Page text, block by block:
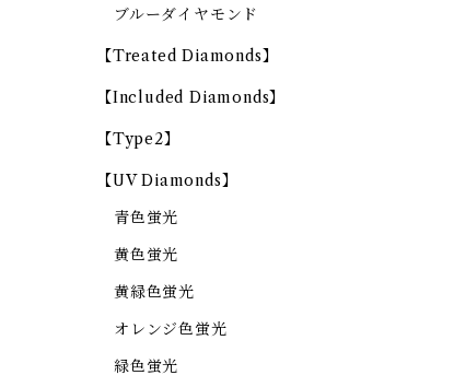
ブルーダイヤモンド
【Treated Diamonds】
【Included Diamonds】
【Type2】
【UV Diamonds】
青色蛍光
黄色蛍光
黄緑色蛍光
オレンジ色蛍光
緑色蛍光